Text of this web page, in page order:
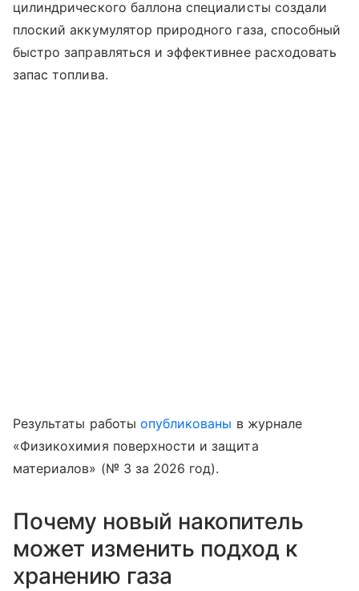
цилиндрического баллона специалисты создали
плоский аккумулятор природного газа, способный
быстро заправляться и эффективнее расходовать
запас топлива.
Результаты работы опубликованы в журнале
«Физикохимия поверхности и защита
материалов» (№ 3 за 2026 год).
Почему новый накопитель
может изменить подход к
хранению газа